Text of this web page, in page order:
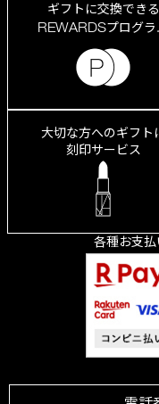
ギフトに交換できる
REWARDSプログラ
大切な方へのギフト
刻印サービス
各種お支